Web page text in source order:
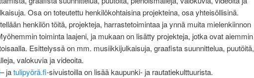
Osa on toteutettu henkilökohtaisina projekteina, osa yhteisöllisinä.
henkilön töitä, projekteja, harrastetoimintaa ja ynnä muita mielenkiinnon
toiminta laajeni, ja mukaan on lisätty projekteja, jotka ovat aiemmin
Esittelyssä on mm. musiikkijulkaisuja, graafista suunnittelua, puutöitä,
valokuvia ja videoita.
– jatulipyörä.fi-sivuistoilla on lisää kaupunki- ja rautatiekulttuurista.